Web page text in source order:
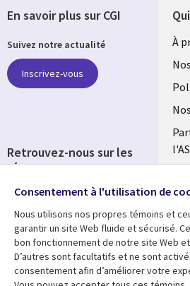
À
Ressources
Articles
En savoir plus sur CGI
Suivez notre actualité
Inscrivez-vous
Retrouvez-nous sur les
réseaux
Social
Media
FRANCE
Consentement à l'utilisation de
Nous utilisons nos propres témoins et
garantir un site Web fluide et sécurisé.
bon fonctionnement de notre site Web
D’autres sont facultatifs et ne sont
consentement afin d’améliorer votre